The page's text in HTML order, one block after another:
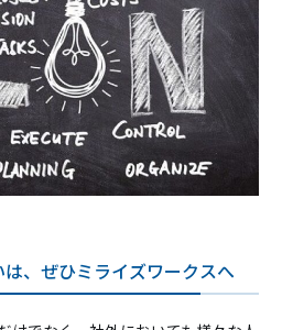
、ぜひミライズワークスへ